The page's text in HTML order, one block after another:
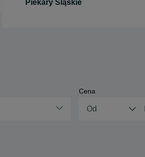
Cena